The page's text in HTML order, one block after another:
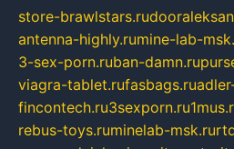
store-brawlstars.ru
antenna-highly.rumine-lab-
3-sex-porn.ruban-damn.ru
viagra-tablet.rufasbags.ru
fincontech.ru3sexporn.ru
rebus-toys.ruminelab-msk.ru